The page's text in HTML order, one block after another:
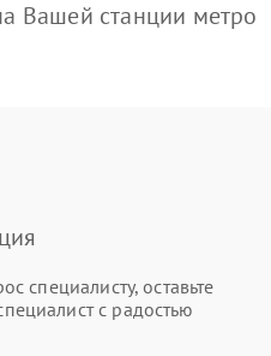
Вашей станции метро
специалисту, оставьте
с радостью